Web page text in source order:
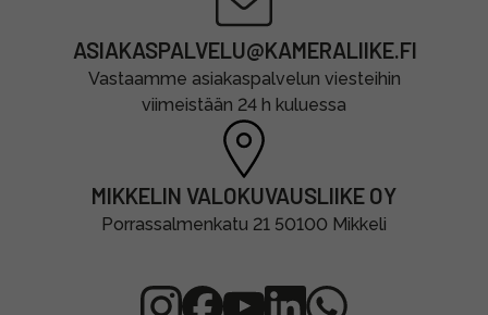
ASIAKASPALVELU@KAMERALIIKE.FI
Vastaamme asiakaspalvelun viesteihin
viimeistään 24 h kuluessa
MIKKELIN VALOKUVAUSLIIKE OY
Porrassalmenkatu 21 50100 Mikkeli